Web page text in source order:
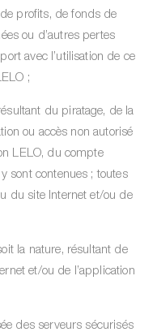
profits, de fonds de
ou d’autres pertes
avec l’utilisation de ce
;
du piratage, de la
ou accès non autorisé
LELO, du compte
sont contenues ; toutes
du site Internet et/ou de
la nature, résultant de
et/ou de l’application
des serveurs sécurisés